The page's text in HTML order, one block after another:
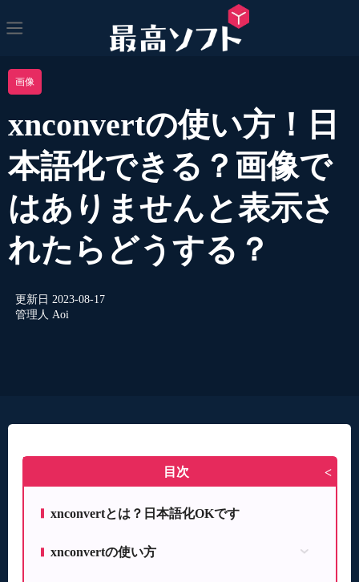
画像
xnconvertの使い方！日
本語化できる？画像で
はありませんと表示さ
れたらどうする？
更新日 2023-08-17
管理人 Aoi
目次 >
xnconvertとは？日本語化OKです
xnconvertの使い方